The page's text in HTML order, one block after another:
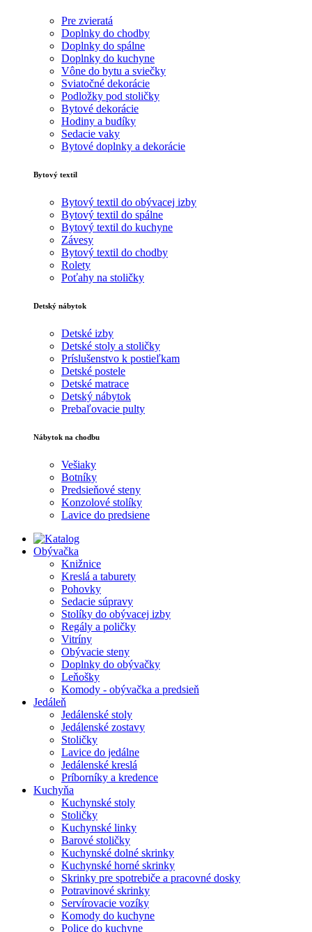
Pre zvieratá
Doplnky do chodby
Doplnky do spálne
Doplnky do kuchyne
Vône do bytu a sviečky
Sviatočné dekorácie
Podložky pod stoličky
Bytové dekorácie
Hodiny a budíky
Sedacie vaky
Bytové doplnky a dekorácie
Bytový textil
Bytový textil do obývacej izby
Bytový textil do spálne
Bytový textil do kuchyne
Závesy
Bytový textil do chodby
Rolety
Poťahy na stoličky
Detský nábytok
Detské izby
Detské stoly a stoličky
Príslušenstvo k postieľkam
Detské postele
Detské matrace
Detský nábytok
Prebaľovacie pulty
Nábytok na chodbu
Vešiaky
Botníky
Predsieňové steny
Konzolové stolíky
Lavice do predsiene
Obývačka
Knižnice
Kreslá a taburety
Pohovky
Sedacie súpravy
Stolíky do obývacej izby
Regály a poličky
Vitríny
Obývacie steny
Doplnky do obývačky
Leňošky
Komody - obývačka a predsieň
Jedáleň
Jedálenské stoly
Jedálenské zostavy
Stoličky
Lavice do jedálne
Jedálenské kreslá
Príborníky a kredence
Kuchyňa
Kuchynské stoly
Stoličky
Kuchynské linky
Barové stoličky
Kuchynské dolné skrinky
Kuchynské horné skrinky
Skrinky pre spotrebiče a pracovné dosky
Potravinové skrinky
Servírovacie vozíky
Komody do kuchyne
Police do kuchyne